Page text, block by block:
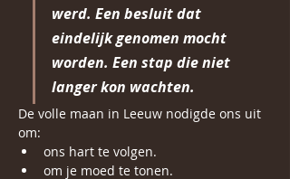
werd. Een besluit dat
eindelijk genomen mocht
worden. Een stap die niet
langer kon wachten.
De volle maan in Leeuw nodigde ons uit
om:
ons hart te volgen.
om je moed te tonen.